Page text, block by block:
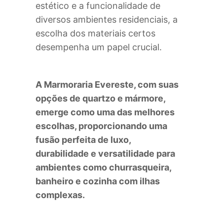
estético e a funcionalidade de
diversos ambientes residenciais, a
escolha dos materiais certos
desempenha um papel crucial.
A Marmoraria Evereste, com suas
opções de quartzo e mármore,
emerge como uma das melhores
escolhas, proporcionando uma
fusão perfeita de luxo,
durabilidade e versatilidade para
ambientes como churrasqueira,
banheiro e cozinha com ilhas
complexas.